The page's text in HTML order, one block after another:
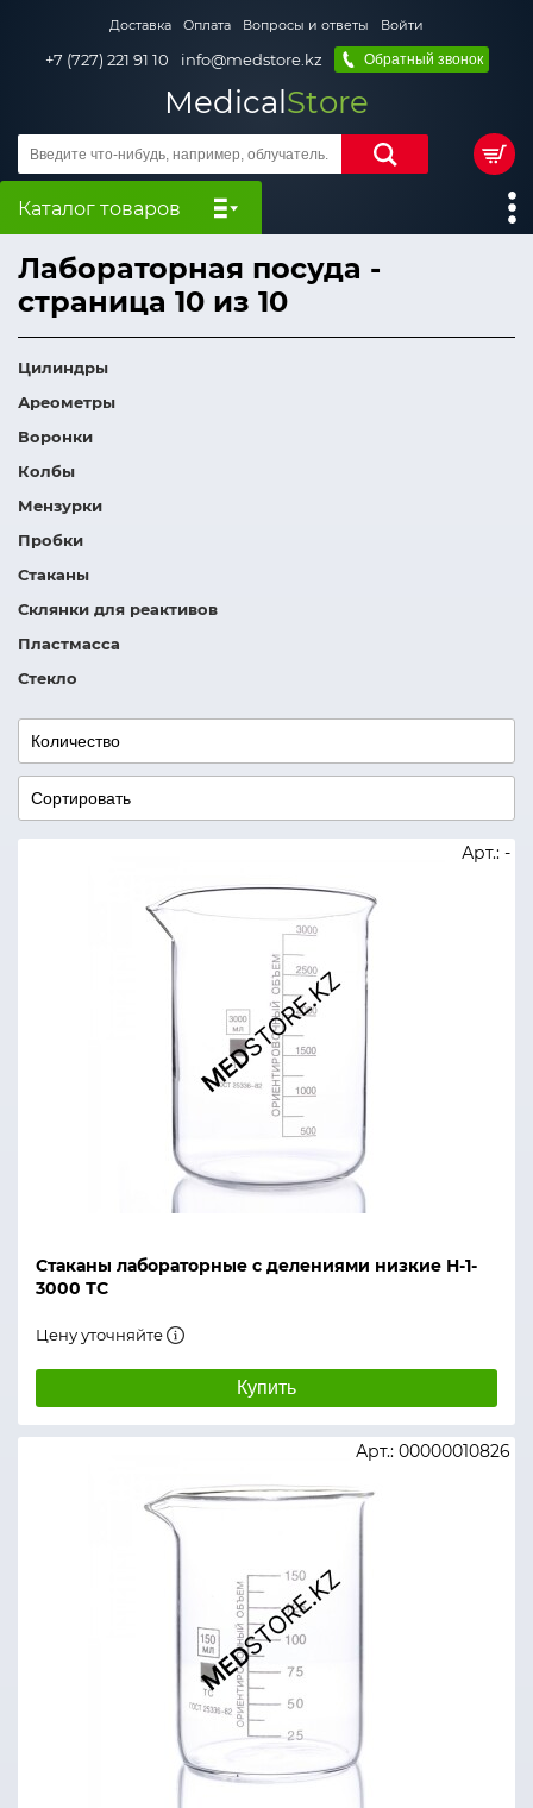
Доставка Оплата Вопросы и ответы Войти
+7 (727) 221 91 10 info@medstore.kz Обратный звонок
MedicalStore
Каталог товаров
Лабораторная посуда -
страница 10 из 10
Цилиндры
Ареометры
Воронки
Колбы
Мензурки
Пробки
Стаканы
Склянки для реактивов
Пластмасса
Стекло
Стаканы лабораторные с делениями низкие Н-1-
3000 ТС
Арт.: -
Цену уточняйте
Купить
Арт.: 00000010826